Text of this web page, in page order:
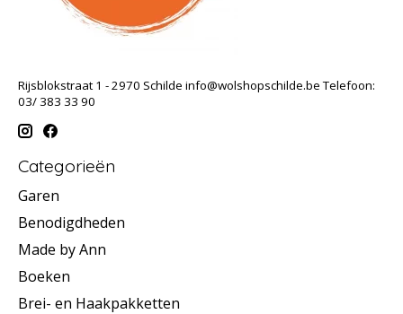
Rijsblokstraat 1 - 2970 Schilde info@wolshopschilde.beTelefoon:
03/ 383 33 90
Categorieën
Garen
Benodigdheden
Made by Ann
Boeken
Brei- en Haakpakketten